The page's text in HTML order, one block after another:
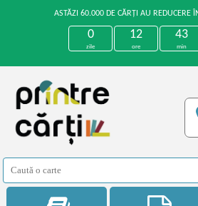
ASTĂZI 60.000 DE CĂRȚI AU REDUCERE
0
zile
12
ore
43
min